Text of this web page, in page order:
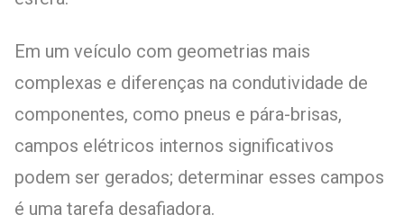
Em um veículo com geometrias mais
complexas e diferenças na condutividade de
componentes, como pneus e pára-brisas,
campos elétricos internos significativos
podem ser gerados; determinar esses campos
é uma tarefa desafiadora.